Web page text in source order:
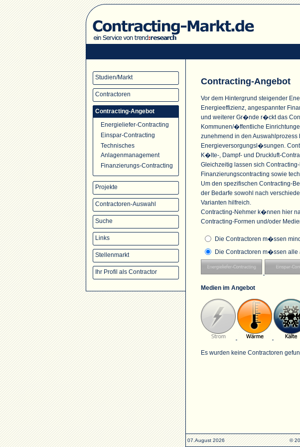
Studien/Markt
Contractoren
Contracting-Angebot
Energieliefer-Contracting
Einspar-Contracting
Technisches
Anlagenmanagement
Finanzierungs-Contracting
Projekte
Contractoren-Auswahl
Suche
Links
Stellenmarkt
Ihr Profil als Contractor
Contracting-Angebot
Vor dem Hintergrund steigender
Energieeffizienz, angespannter
und weiterer Gr�nde r�ckt das
Kommunen/�ffentliche
zunehmend in den
Energieversorgungsl�sungen.
K�lte-, Dampf- und Druckluft-
Gleichzeitig lassen sich
Finanzierungscontracting sowie
Um den spezifischen Contracting-
der Bedarfe sowohl nach
Varianten hilfreich.
Contracting-Nehmer k�nnen hier
Contracting-Formen und/oder
Die Contractoren m�ssen
Die Contractoren m�ssen
Medien im Angebot
Es wurden keine Contractoren
07.August 2026 ©